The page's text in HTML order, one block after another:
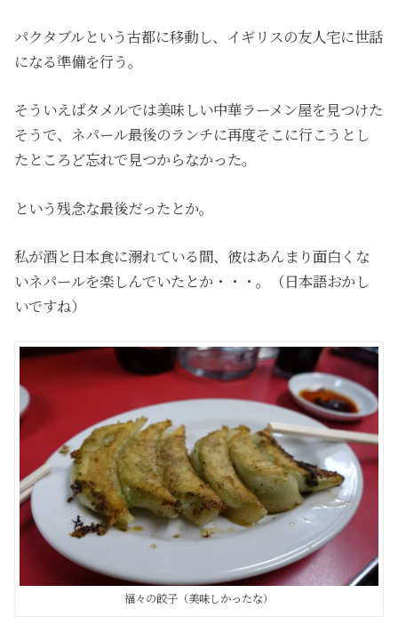
パクタブルという古都に移動し、イギリスの友人宅に世話
になる準備を行う。
そういえばタメルでは美味しい中華ラーメン屋を見つけた
そうで、ネパール最後のランチに再度そこに行こうとし
たところど忘れで見つからなかった。
という残念な最後だったとか。
私が酒と日本食に溺れている間、彼はあんまり面白くな
いネパールを楽しんでいたとか・・・。（日本語おかし
いですね）
福々の餃子（美味しかったな）